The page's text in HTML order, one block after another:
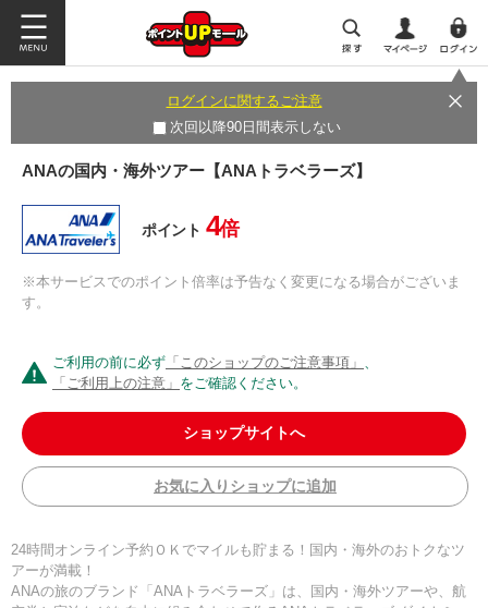
ログインに関するご注意
次回以降90日間表示しない
ANAの国内・海外ツアー【ANAトラベラーズ】
ポイント 4倍
※本サービスでのポイント倍率は予告なく変更になる場合がございま
す。
ご利用の前に必ず 「このショップのご注意事項」 、
「ご利用上の注意」 をご確認ください。
ショップサイトへ
お気に入りショップに追加
24時間オンライン予約ＯＫでマイルも貯まる！国内・海外のおトクなツ
アーが満載！
ANAの旅のブランド「ANAトラベラーズ」は、国内・海外ツアーや、航